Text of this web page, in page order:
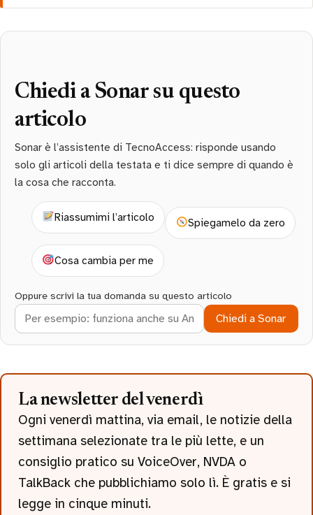
Chiedi a Sonar su questo
articolo
Sonar è l’assistente di TecnoAccess: risponde usando
solo gli articoli della testata e ti dice sempre di quando è
la cosa che racconta.
Riassumimi l’articolo Spiegamelo da zero
Cosa cambia per me
Oppure scrivi la tua domanda su questo articolo
Chiedi a Sonar
La newsletter del venerdì
Ogni venerdì mattina, via email, le notizie della
settimana selezionate tra le più lette, e un
consiglio pratico su VoiceOver, NVDA o
TalkBack che pubblichiamo solo lì. È gratis e si
legge in cinque minuti.